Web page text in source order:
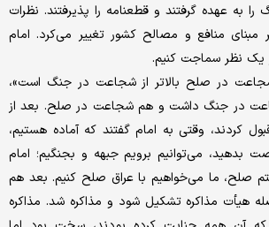
به عهده گرفتند و قطعنامه را پذیرفتند. نظرات
مبنای منافع و مصالح کشور تغییر می‌کرد. امام
یک نظر سماجت کنیم.
در صلح بالاتر از شجاعت در جنگ است»،
در جنگ داشت و هم شجاعت در صلح. بعد از
قطعنامه ۵۹۸ را قبول کردند، وقتی به امام گفتند که آماده هستیم،
بدهید، می‌توانیم برویم جبهه و بجنگیم؛ امام
صلح، ما می‌خواهیم با عراق صلح کنیم. بعد هم
هیأت مذاکره تشکیل شود و مذاکره شد. مذاکره